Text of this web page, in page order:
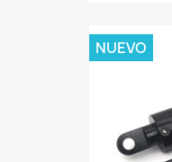
NUEVO